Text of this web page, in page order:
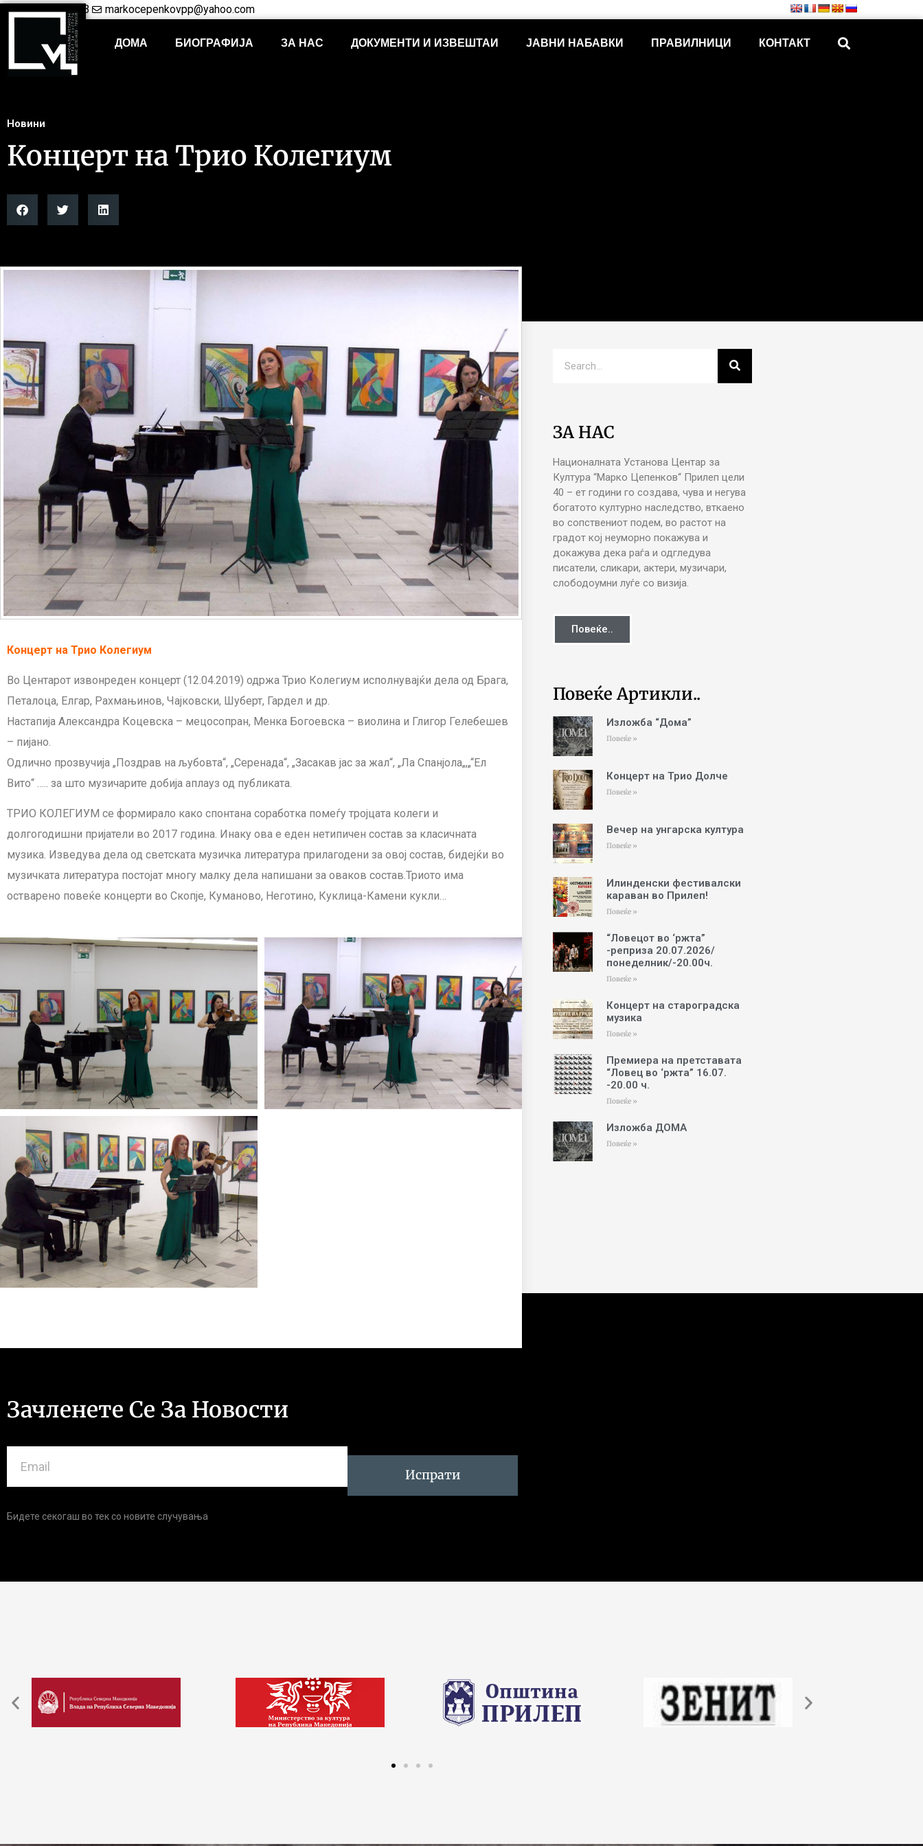
+38948421703 markocepenkovpp@yahoo.com
ДОМА БИОГРАФИЈА ЗА НАС ДОКУМЕНТИ И ИЗВЕШТАИ ЈАВНИ НАБАВКИ ПРАВИЛНИЦИ КОНТАКТ
Новини
Концерт на Трио Колегиум
Концерт на Трио Колегиум
Во Центарот извонреден концерт (12.04.2019) одржа Трио Колегиум исполнувајќи дела од Брага,
Петалоца, Елгар, Рахмањинов, Чајковски, Шуберт, Гардел и др.
Настапија Александра Коцевска – мецосопран, Менка Богоевска – виолина и Глигор Гелебешев
– пијано.
Одлично прозвучија „Поздрав на љубовта“, „Серенада“, „Засакав јас за жал“, „Ла Спанјола„,„“Ел
Вито“ ….. за што музичарите добија аплауз од публиката.
ТРИО КОЛЕГИУМ се формирало како спонтана соработка помеѓу тројцата колеги и
долгогодишни пријатели во 2017 година. Инаку ова е еден нетипичен состав за класичната
музика. Изведува дела од светската музичка литература прилагодени за овој состав, бидејќи во
музичката литература постојат многу малку дела напишани за оваков состав.Триото има
остварено повеќе концерти во Скопје, Куманово, Неготино, Куклица-Камени кукли…
ЗА НАС
Националната Установа Центар за
Култура “Марко Цепенков“ Прилеп цели
40 – ет години го создава, чува и негува
богатото културно наследство, вткаено
во сопствениот подем, во растот на
градот кој неуморно покажува и
докажува дека раѓа и одгледува
писатели, сликари, актери, музичари,
слободоумни луѓе со визија.
Повеќе..
Повеќе Артикли..
Изложба “Дома”
Повеќе »
Концерт на Трио Долче
Повеќе »
Вечер на унгарска култура
Повеќе »
Илинденски фестивалски
караван во Прилеп!
Повеќе »
“Ловецот во ‘ржта”
-реприза 20.07.2026/
понеделник/-20.00ч.
Повеќе »
Концерт на староградска
музика
Повеќе »
Премиера на претставата
“Ловец во ‘ржта” 16.07.
-20.00 ч.
Повеќе »
Изложба ДОМА
Повеќе »
Зачленете Се За Новости
Испрати
Бидете секогаш во тек со новите случувања